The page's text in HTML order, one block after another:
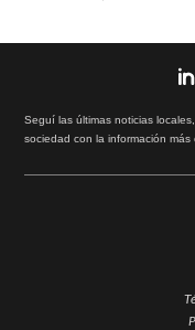
Seguí las últimas noticias
sociedad con la información más